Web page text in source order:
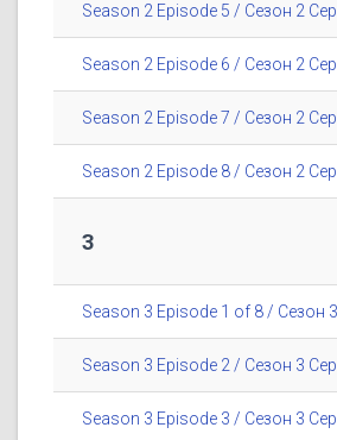
Season 2 Episode 5 / Сезон 2
Season 2 Episode 6 / Сезон 2
Season 2 Episode 7 / Сезон 2
Season 2 Episode 8 / Сезон 2
3
Season 3 Episode 1 of 8 / Сезон
Season 3 Episode 2 / Сезон 3
Season 3 Episode 3 / Сезон 3